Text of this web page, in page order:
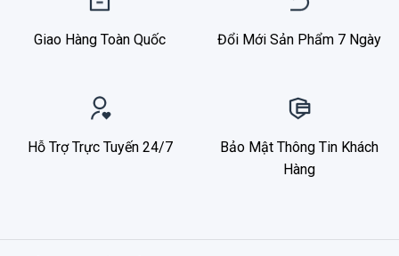
Giao Hàng Toàn Quốc Đổi Mới Sản Phẩm 7 Ngày
Hỗ Trợ Trực Tuyến 24/7
Bảo Mật Thông Tin Khách
Hàng